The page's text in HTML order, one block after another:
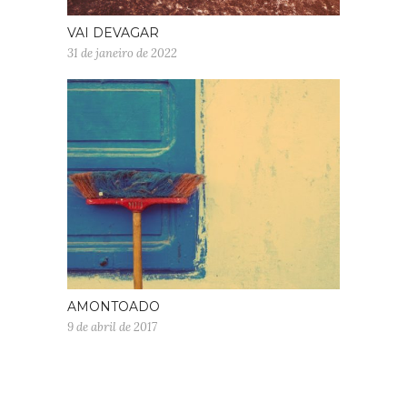
VAI DEVAGAR
31 de janeiro de 2022
AMONTOADO
9 de abril de 2017